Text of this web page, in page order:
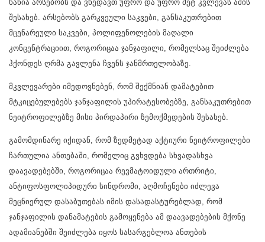
ხანია არსებობს და ვხედავთ უფრო და უფრო მეტ კვლევას ამის
შესახებ. არსებობს გარკვეული საკვები, განსაკუთრებით
მცენარეული საკვები, პოლიფენოლების მაღალი
კონცენტრაციით, როგორიცაა ჯანჯაფილი, რომელსაც შეიძლება
ჰქონდეს ღრმა გავლენა ჩვენს ჯანმრთელობაზე.
მკვლევარები იმედოვნებენ, რომ შექმნიან დამატებით
მტკიცებულებებს ჯანჯაფილის უპირატესობებზე, განსაკუთრებით
ნეიტროფილებზე მისი პირდაპირი ზემოქმედების შესახებ.
გამომდინარე იქიდან, რომ ზედმეტად აქტიური ნეიტროფილები
ჩართულია ანთებაში, რომელიც გვხვდება სხვადასხვა
დაავადებებში, როგორიცაა რევმატოიდული ართრიტი,
ანტიფოსფოლიპიდური სინდრომი, აღმოჩენები იძლევა
მეცნიერულ დასაბუთებას იმის დასადასტურებლად, რომ
ჯანჯაფილის დანამატების გამოყენება ამ დაავადებების მქონე
ადამიანებში შეიძლება იყოს სასარგებლოა ანთების